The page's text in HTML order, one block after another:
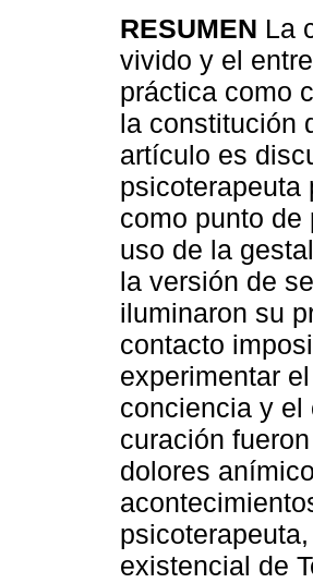
RESUMEN La
vivido y el
práctica como
la constitución
artículo es
psicoterapeuta
como punto
uso de la
la versión de
iluminaron su
contacto
experimentar
conciencia y el
curación
dolores
existencial de